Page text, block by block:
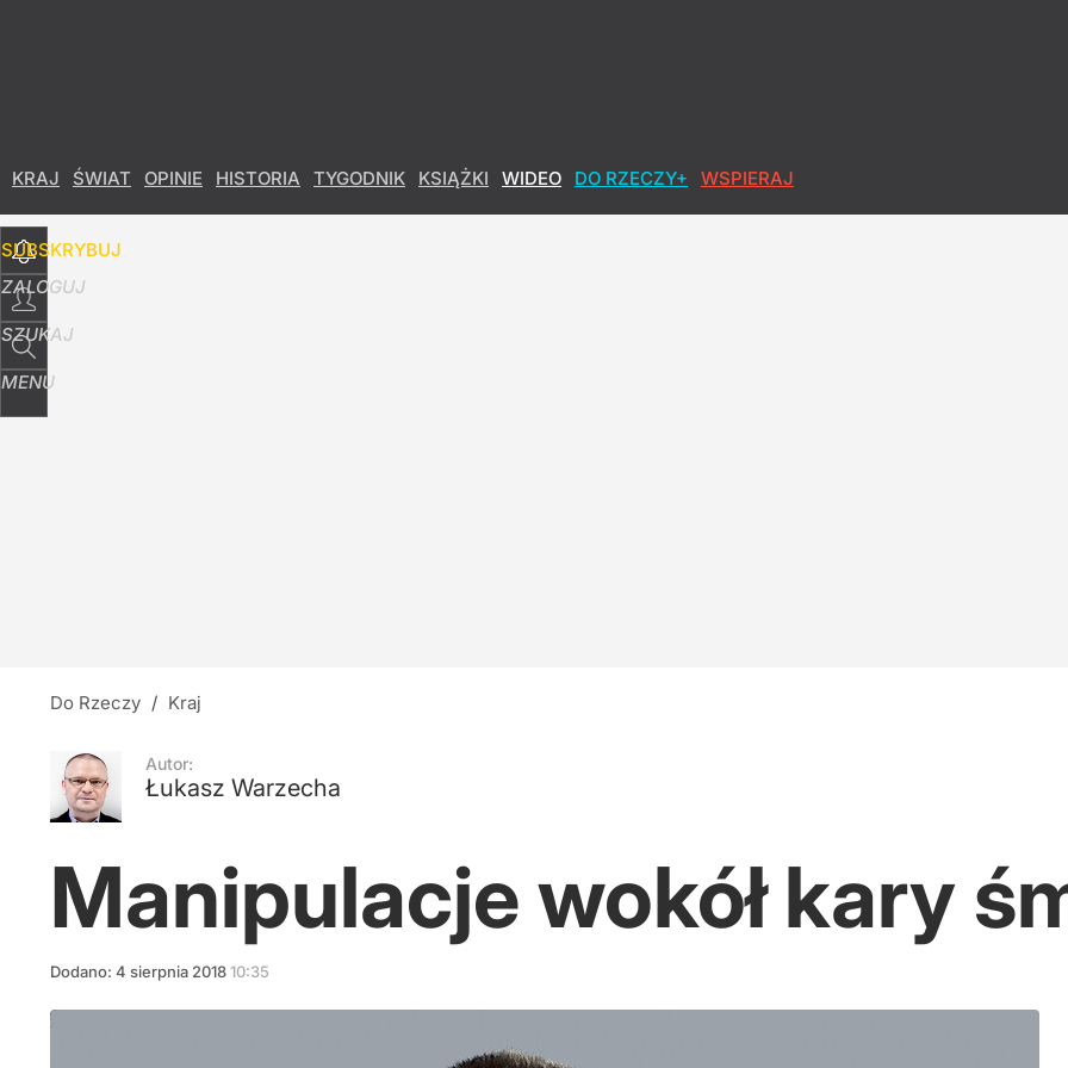
KRAJ ŚWIAT OPINIE HISTORIA TYGODNIK KSIĄŻKI WIDEO DO RZECZY+ WSPIERAJ
SUBSKRYBUJ
ZALOGUJ
SZUKAJ
MENU
Do Rzeczy / Kraj
Autor:
Łukasz Warzecha
Manipulacje wokół kary
Dodano: 4 sierpnia 201810:35